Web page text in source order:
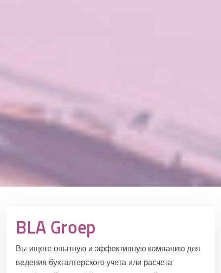
BLA Groep
Вы ищете опытную и эффективную компанию для
ведения бухгалтерского учета или расчета